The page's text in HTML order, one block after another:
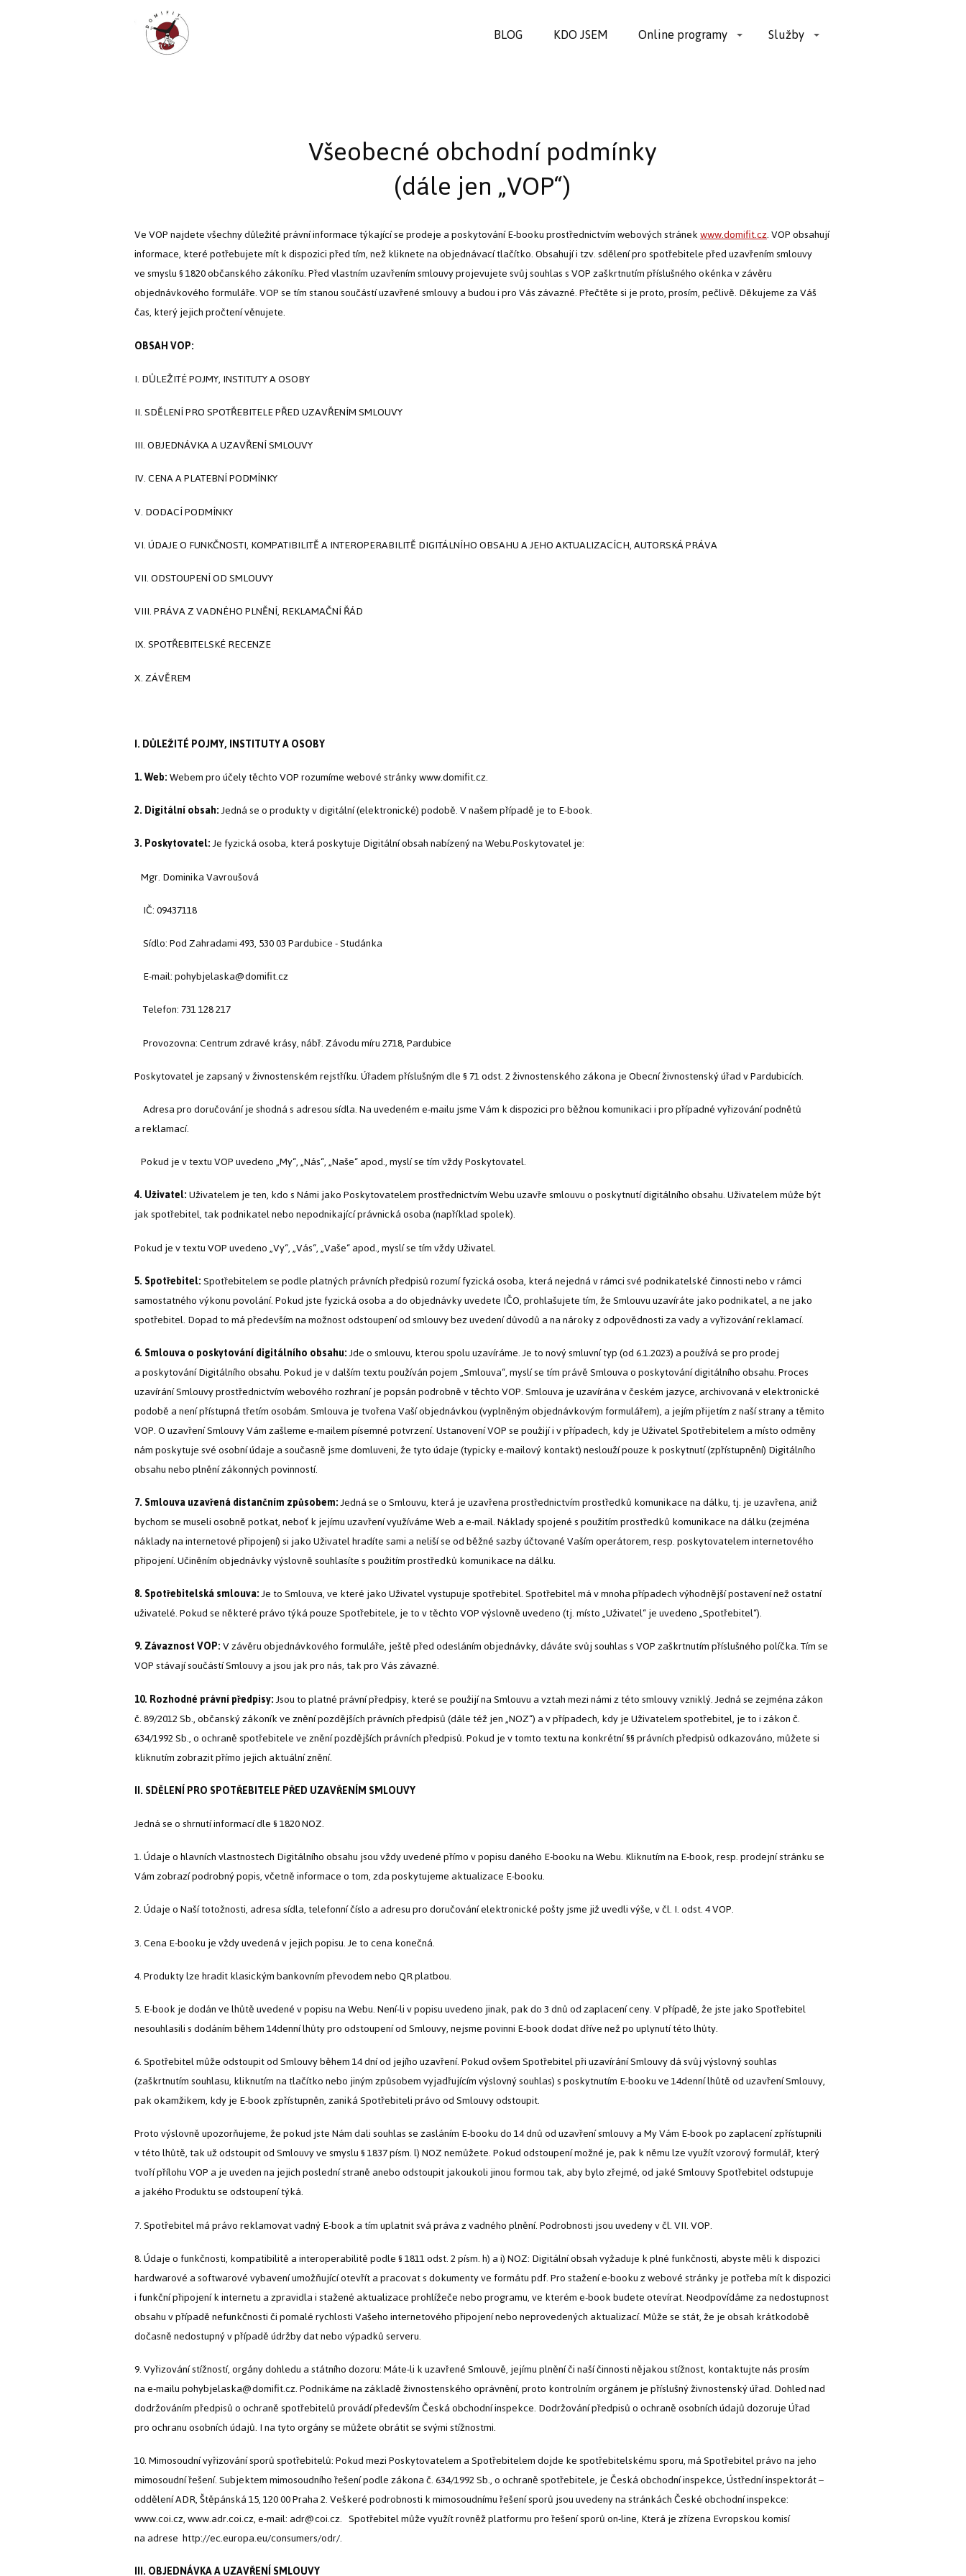
BLOG KDO JSEM Online programy Služby
Všeobecné obchodní podmínky
(dále jen „VOP“)
Ve VOP najdete všechny důležité právní informace týkající se prodeje a poskytování E-booku prostřednictvím webových stránekwww.domifit.cz. VOP obsahují
informace, které potřebujete mít k dispozici před tím, než kliknete na objednávací tlačítko. Obsahují i tzv. sdělení pro spotřebitele před uzavřením smlouvy
ve smyslu § 1820 občanského zákoníku. Před vlastním uzavřením smlouvy projevujete svůj souhlas s VOP zaškrtnutím příslušného okénka v závěru
objednávkového formuláře. VOP se tím stanou součástí uzavřené smlouvy a budou i pro Vás závazné. Přečtěte si je proto, prosím, pečlivě. Děkujeme za Váš
čas, který jejich pročtení věnujete.
OBSAH VOP:
I. DŮLEŽITÉ POJMY, INSTITUTY A OSOBY
II. SDĚLENÍ PRO SPOTŘEBITELE PŘED UZAVŘENÍM SMLOUVY
III. OBJEDNÁVKA A UZAVŘENÍ SMLOUVY
IV. CENA A PLATEBNÍ PODMÍNKY
V. DODACÍ PODMÍNKY
VI. ÚDAJE O FUNKČNOSTI, KOMPATIBILITĚ A INTEROPERABILITĚ DIGITÁLNÍHO OBSAHU A JEHO AKTUALIZACÍCH, AUTORSKÁ PRÁVA
VII. ODSTOUPENÍ OD SMLOUVY
VIII. PRÁVA Z VADNÉHO PLNĚNÍ, REKLAMAČNÍ ŘÁD
IX. SPOTŘEBITELSKÉ RECENZE
X. ZÁVĚREM
I. DŮLEŽITÉ POJMY, INSTITUTY A OSOBY
1. Web:Webem pro účely těchto VOP rozumíme webové stránky www.domifit.cz.
2. Digitální obsah:Jedná se o produkty v digitální (elektronické) podobě. V našem případě je to E-book.
3. Poskytovatel:Je fyzická osoba, která poskytuje Digitální obsah nabízený na Webu.Poskytovatel je:
Mgr. Dominika Vavroušová
IČ: 09437118
Sídlo: Pod Zahradami 493, 530 03 Pardubice - Studánka
E-mail: pohybjelaska@domifit.cz
Telefon: 731 128 217
Provozovna: Centrum zdravé krásy, nábř. Závodu míru 2718, Pardubice
Poskytovatel je zapsaný v živnostenském rejstříku. Úřadem příslušným dle § 71 odst. 2 živnostenského zákona je Obecní živnostenský úřad v Pardubicích.
Adresa pro doručování je shodná s adresou sídla. Na uvedeném e-mailu jsme Vám k dispozici pro běžnou komunikaci i pro případné vyřizování podnětů
a reklamací.
Pokud je v textu VOP uvedeno „My“, „Nás“, „Naše“ apod., myslí se tím vždy Poskytovatel.
4. Uživatel:Uživatelem je ten, kdo s Námi jako Poskytovatelem prostřednictvím Webu uzavře smlouvu o poskytnutí digitálního obsahu. Uživatelem může být
jak spotřebitel, tak podnikatel nebo nepodnikající právnická osoba (například spolek).
Pokud je v textu VOP uvedeno „Vy“, „Vás“, „Vaše“ apod., myslí se tím vždy Uživatel.
5. Spotřebitel:Spotřebitelem se podle platných právních předpisů rozumí fyzická osoba, která nejedná v rámci své podnikatelské činnosti nebo v rámci
samostatného výkonu povolání. Pokud jste fyzická osoba a do objednávky uvedete IČO, prohlašujete tím, že Smlouvu uzavíráte jako podnikatel, a ne jako
spotřebitel. Dopad to má především na možnost odstoupení od smlouvy bez uvedení důvodů a na nároky z odpovědnosti za vady a vyřizování reklamací.
6. Smlouva o poskytování digitálního obsahu:Jde o smlouvu, kterou spolu uzavíráme. Je to nový smluvní typ (od 6.1.2023) a používá se pro prodej
a poskytování Digitálního obsahu. Pokud je v dalším textu používán pojem „Smlouva“, myslí se tím právě Smlouva o poskytování digitálního obsahu. Proces
uzavírání Smlouvy prostřednictvím webového rozhraní je popsán podrobně v těchto VOP. Smlouva je uzavírána v českém jazyce, archivovaná v elektronické
podobě a není přístupná třetím osobám. Smlouva je tvořena Vaší objednávkou (vyplněným objednávkovým formulářem), a jejím přijetím z naší strany a těmito
VOP. O uzavření Smlouvy Vám zašleme e-mailem písemné potvrzení. Ustanovení VOP se použijí i v případech, kdy je Uživatel Spotřebitelem a místo odměny
nám poskytuje své osobní údaje a současně jsme domluveni, že tyto údaje (typicky e-mailový kontakt) neslouží pouze k poskytnutí (zpřístupnění) Digitálního
obsahu nebo plnění zákonných povinností.
7. Smlouva uzavřená distančním způsobem:Jedná se o Smlouvu, která je uzavřena prostřednictvím prostředků komunikace na dálku, tj. je uzavřena, aniž
bychom se museli osobně potkat, neboť k jejímu uzavření využíváme Web a e-mail. Náklady spojené s použitím prostředků komunikace na dálku (zejména
náklady na internetové připojení) si jako Uživatel hradíte sami a neliší se od běžné sazby účtované Vaším operátorem, resp. poskytovatelem internetového
připojení. Učiněním objednávky výslovně souhlasíte s použitím prostředků komunikace na dálku.
8. Spotřebitelská smlouva:Je to Smlouva, ve které jako Uživatel vystupuje spotřebitel. Spotřebitel má v mnoha případech výhodnější postavení než ostatní
uživatelé. Pokud se některé právo týká pouze Spotřebitele, je to v těchto VOP výslovně uvedeno (tj. místo „Uživatel“ je uvedeno „Spotřebitel“).
9. Závaznost VOP:V závěru objednávkového formuláře, ještě před odesláním objednávky, dáváte svůj souhlas s VOP zaškrtnutím příslušného políčka. Tím se
VOP stávají součástí Smlouvy a jsou jak pro nás, tak pro Vás závazné.
10. Rozhodné právní předpisy:Jsou to platné právní předpisy, které se použijí na Smlouvu a vztah mezi námi z této smlouvy vzniklý. Jedná se zejména zákon
č. 89/2012 Sb., občanský zákoník ve znění pozdějších právních předpisů (dále též jen „NOZ“) a v případech, kdy je Uživatelem spotřebitel, je to i zákon č.
634/1992 Sb., o ochraně spotřebitele ve znění pozdějších právních předpisů. Pokud je v tomto textu na konkrétní §§ právních předpisů odkazováno, můžete si
kliknutím zobrazit přímo jejich aktuální znění.
II. SDĚLENÍ PRO SPOTŘEBITELE PŘED UZAVŘENÍM SMLOUVY
Jedná se o shrnutí informací dle § 1820 NOZ.
1. Údaje o hlavních vlastnostech Digitálního obsahu jsou vždy uvedené přímo v popisu daného E-booku na Webu. Kliknutím na E-book, resp. prodejní stránku se
Vám zobrazí podrobný popis, včetně informace o tom, zda poskytujeme aktualizace E-booku.
2. Údaje o Naší totožnosti, adresa sídla, telefonní číslo a adresu pro doručování elektronické pošty jsme již uvedli výše, v čl. I. odst. 4 VOP.
3. Cena E-booku je vždy uvedená v jejich popisu. Je to cena konečná.
4. Produkty lze hradit klasickým bankovním převodem nebo QR platbou.
5. E-book je dodán ve lhůtě uvedené v popisu na Webu. Není-li v popisu uvedeno jinak, pak do 3 dnů od zaplacení ceny. V případě, že jste jako Spotřebitel
nesouhlasili s dodáním během 14denní lhůty pro odstoupení od Smlouvy, nejsme povinni E-book dodat dříve než po uplynutí této lhůty.
6. Spotřebitel může odstoupit od Smlouvy během 14 dní od jejího uzavření. Pokud ovšem Spotřebitel při uzavírání Smlouvy dá svůj výslovný souhlas
(zaškrtnutím souhlasu, kliknutím na tlačítko nebo jiným způsobem vyjadřujícím výslovný souhlas) s poskytnutím E-booku ve 14denní lhůtě od uzavření Smlouvy,
pak okamžikem, kdy je E-book zpřístupněn, zaniká Spotřebiteli právo od Smlouvy odstoupit.
Proto výslovně upozorňujeme, že pokud jste Nám dali souhlas se zasláním E-booku do 14 dnů od uzavření smlouvy a My Vám E-book po zaplacení zpřístupnili
v této lhůtě, tak už odstoupit od Smlouvy ve smyslu § 1837 písm. l) NOZ nemůžete. Pokud odstoupení možné je, pak k němu lze využít vzorový formulář, který
tvoří přílohu VOP a je uveden na jejich poslední straně anebo odstoupit jakoukoli jinou formou tak, aby bylo zřejmé, od jaké Smlouvy Spotřebitel odstupuje
a jakého Produktu se odstoupení týká.
7. Spotřebitel má právo reklamovat vadný E-book a tím uplatnit svá práva z vadného plnění. Podrobnosti jsou uvedeny v čl. VII. VOP.
8. Údaje o funkčnosti, kompatibilitě a interoperabilitě podle § 1811 odst. 2 písm. h) a i) NOZ: Digitální obsah vyžaduje k plné funkčnosti, abyste měli k dispozici
hardwarové a softwarové vybavení umožňující otevřít a pracovat s dokumenty ve formátu pdf. Pro stažení e-booku z webové stránky je potřeba mít k dispozici
i funkční připojení k internetu a zpravidla i stažené aktualizace prohlížeče nebo programu, ve kterém e-book budete otevírat. Neodpovídáme za nedostupnost
obsahu v případě nefunkčnosti či pomalé rychlosti Vašeho internetového připojení nebo neprovedených aktualizací. Může se stát, že je obsah krátkodobě
dočasně nedostupný v případě údržby dat nebo výpadků serveru.
9. Vyřizování stížností, orgány dohledu a státního dozoru: Máte-li k uzavřené Smlouvě, jejímu plnění či naší činnosti nějakou stížnost, kontaktujte nás prosím
na e-mailu pohybjelaska@domifit.cz. Podnikáme na základě živnostenského oprávnění, proto kontrolním orgánem je příslušný živnostenský úřad. Dohled nad
dodržováním předpisů o ochraně spotřebitelů provádí především Česká obchodní inspekce. Dodržování předpisů o ochraně osobních údajů dozoruje Úřad
pro ochranu osobních údajů. I na tyto orgány se můžete obrátit se svými stížnostmi.
10. Mimosoudní vyřizování sporů spotřebitelů: Pokud mezi Poskytovatelem a Spotřebitelem dojde ke spotřebitelskému sporu, má Spotřebitel právo na jeho
mimosoudní řešení. Subjektem mimosoudního řešení podle zákona č. 634/1992 Sb., o ochraně spotřebitele, je Česká obchodní inspekce, Ústřední inspektorát –
oddělení ADR, Štěpánská 15, 120 00 Praha 2. Veškeré podrobnosti k mimosoudnímu řešení sporů jsou uvedeny na stránkách České obchodní inspekce:
www.coi.cz, www.adr.coi.cz, e-mail: adr@coi.cz. Spotřebitel může využít rovněž platformu pro řešení sporů on-line, Která je zřízena Evropskou komisí
na adrese http://ec.europa.eu/consumers/odr/.
III. OBJEDNÁVKA A UZAVŘENÍ SMLOUVY